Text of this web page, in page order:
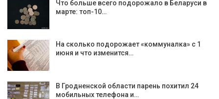
Что больше всего подорожало в Беларуси в
марте: топ-10…
На сколько подорожает «коммуналка» с 1
июня и что изменится…
В Гродненской области парень похитил 24
мобильных телефона и…